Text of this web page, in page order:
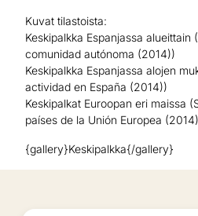
Kuvat tilastoista:
Keskipalkka Espanjassa alueittain
comunidad autónoma (2014))
Keskipalkka Espanjassa alojen
actividad en España (2014))
Keskipalkat Euroopan eri maissa
países de la Unión Europea
{gallery}Keskipalkka{/gallery}